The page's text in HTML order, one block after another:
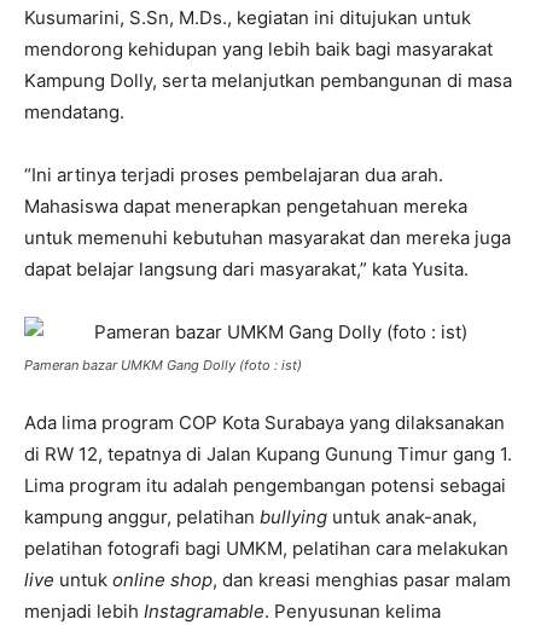
Kusumarini, S.Sn, M.Ds., kegiatan ini ditujukan untuk
mendorong kehidupan yang lebih baik bagi masyarakat
Kampung Dolly, serta melanjutkan pembangunan di masa
mendatang.
“Ini artinya terjadi proses pembelajaran dua arah.
Mahasiswa dapat menerapkan pengetahuan mereka
untuk memenuhi kebutuhan masyarakat dan mereka juga
dapat belajar langsung dari masyarakat,” kata Yusita.
Pameran bazar UMKM Gang Dolly (foto : ist)
Ada lima program COP Kota Surabaya yang dilaksanakan
di RW 12, tepatnya di Jalan Kupang Gunung Timur gang 1.
Lima program itu adalah pengembangan potensi sebagai
kampung anggur, pelatihan bullying untuk anak-anak,
pelatihan fotografi bagi UMKM, pelatihan cara melakukan
live untuk online shop, dan kreasi menghias pasar malam
menjadi lebih Instagramable. Penyusunan kelima